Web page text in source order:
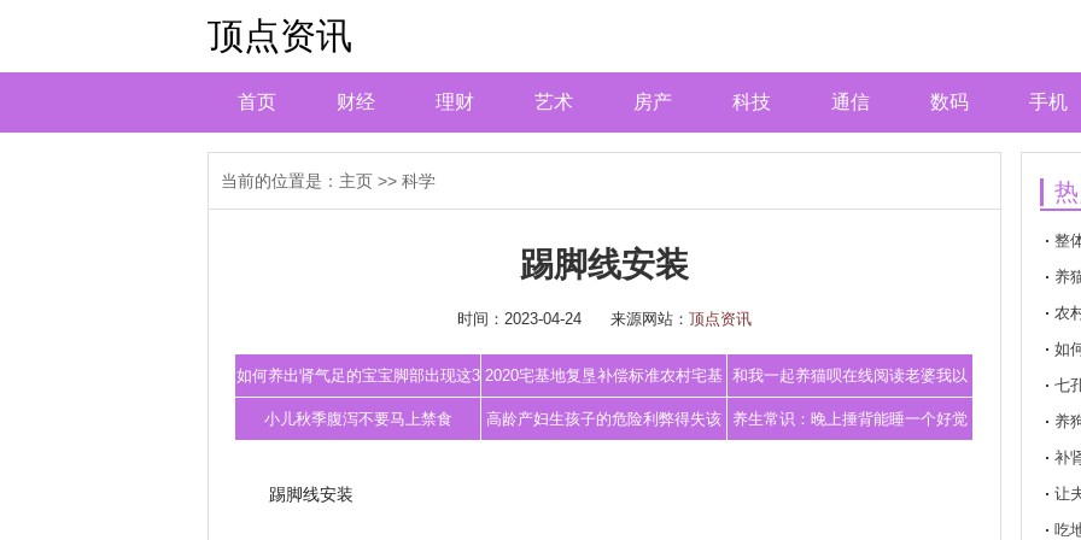
顶点资讯
首页 财经 理财 艺术 房产 科技 通信 数码 手机
当前的位置是： 主页 >> 科学
踢脚线安装
时间：2023-04-24 来源网站： 顶点资讯
如何养出肾气足的宝宝脚部出现这3
种异常提
2020宅基地复垦补偿标准农村宅基
地复垦
和我一起养猫呗在线阅读老婆我以
后一定会好
小儿秋季腹泻不要马上禁食 高龄产妇生孩子的危险利弊得失该 养生常识：晚上捶背能睡一个好觉
踢脚线安装
整
养
农
如
七
养
补
让
吃